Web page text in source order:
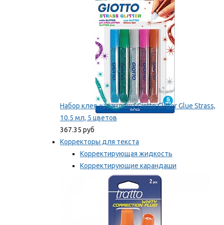
Набор клея-карандаша Giotto Glitter Glue Strass,
10.5 мл, 5 цветов
367.35 руб
Корректоры для текста
Корректирующая жидкость
Корректирующие карандаши
Корректирующие ленты
Мы рекомендуем